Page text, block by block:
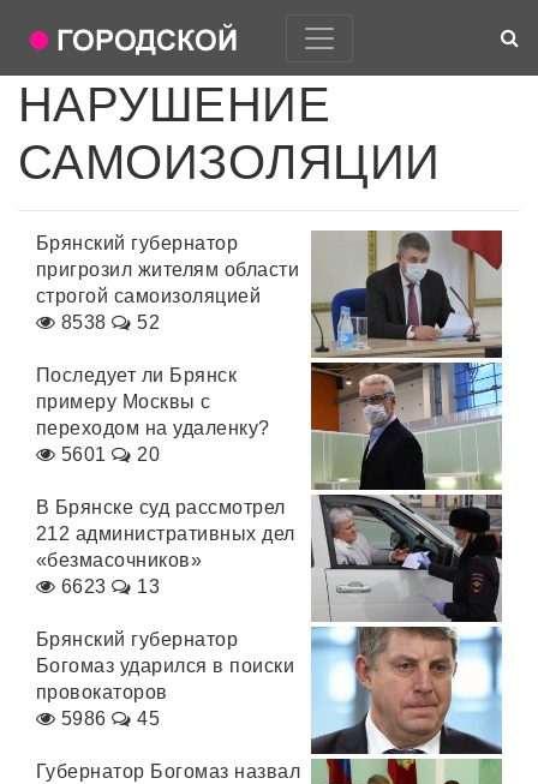
НАРУШЕНИЕ
САМОИЗОЛЯЦИИ
Брянский губернатор
пригрозил жителям области
строгой самоизоляцией
8538
52
Последует ли Брянск
примеру Москвы с
переходом на удаленку?
5601
20
В Брянске суд рассмотрел
212 административных дел
«безмасочников»
6623
13
Брянский губернатор
Богомаз ударился в поиски
провокаторов
5986
45
Губернатор Богомаз назвал